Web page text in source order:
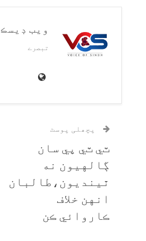
ويب ڊيسڪ
تبصرے
پچھلی پوسٹ
ٽي ٽي پي سان
ڳالهيون نه
ٿينديون،طالبان
انهن خلاف
ڪاروائي ڪن